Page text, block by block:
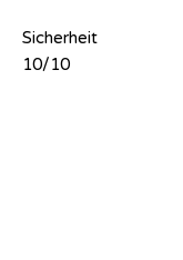
Sicherheit
10/10